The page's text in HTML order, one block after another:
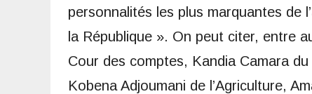
personnalités les plus marquantes de
la République ». On peut citer, entre
Cour des comptes, Kandia Camara
Kobena Adjoumani de l’Agriculture,